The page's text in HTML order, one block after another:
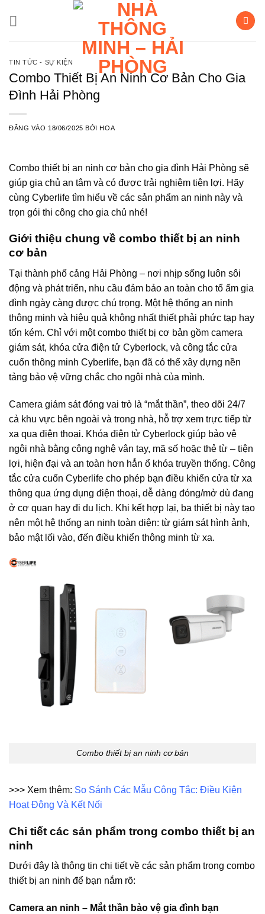
TIN TỨC - SỰ KIỆN
Combo Thiết Bị An Ninh Cơ Bản Cho Gia
Đình Hải Phòng
ĐĂNG VÀO 18/06/2025 BỞIHOA
Combo thiết bị an ninh cơ bản cho gia đình Hải Phòng sẽ
giúp gia chủ an tâm và có được trải nghiệm tiện lợi. Hãy
cùng Cyberlife tìm hiểu về các sản phẩm an ninh này và
trọn gói thi công cho gia chủ nhé!
Giới thiệu chung về combo thiết bị an ninh
cơ bản
Tại thành phố cảng Hải Phòng – nơi nhịp sống luôn sôi
động và phát triển, nhu cầu đảm bảo an toàn cho tổ ấm gia
đình ngày càng được chú trọng. Một hệ thống an ninh
thông minh và hiệu quả không nhất thiết phải phức tạp hay
tốn kém. Chỉ với một combo thiết bị cơ bản gồm camera
giám sát, khóa cửa điện tử Cyberlock, và công tắc cửa
cuốn thông minh Cyberlife, bạn đã có thể xây dựng nền
tảng bảo vệ vững chắc cho ngôi nhà của mình.
Camera giám sát đóng vai trò là “mắt thần”, theo dõi 24/7
cả khu vực bên ngoài và trong nhà, hỗ trợ xem trực tiếp từ
xa qua điện thoại. Khóa điện tử Cyberlock giúp bảo vệ
ngôi nhà bằng công nghệ vân tay, mã số hoặc thẻ từ – tiện
lợi, hiện đại và an toàn hơn hẳn ổ khóa truyền thống. Công
tắc cửa cuốn Cyberlife cho phép bạn điều khiển cửa từ xa
thông qua ứng dụng điện thoại, dễ dàng đóng/mở dù đang
ở cơ quan hay đi du lịch. Khi kết hợp lại, ba thiết bị này tạo
nên một hệ thống an ninh toàn diện: từ giám sát hình ảnh,
bảo mật lối vào, đến điều khiển thông minh từ xa.
Combo thiết bị an ninh cơ bản
>>> Xem thêm: So Sánh Các Mẫu Công Tắc: Điều Kiện
Hoạt Động Và Kết Nối
Chi tiết các sản phẩm trong combo thiết bị an
ninh
Dưới đây là thông tin chi tiết về các sản phẩm trong combo
thiết bị an ninh để bạn nắm rõ:
Camera an ninh – Mắt thần bảo vệ gia đình bạn